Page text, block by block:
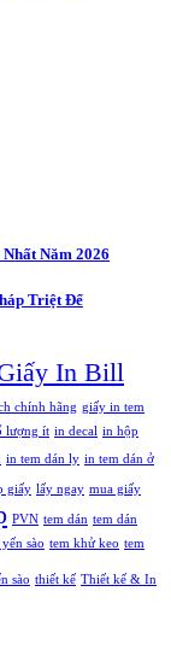
Năm 2026
Triệt Để
In Bill
chính hãng giấy in tem
lượng ít in decal in hộp
in tem dán ly in tem dán ở
giấy lấy ngay mua giấy
PVN tem dán tem dán
sào tem khử keo tem
sào thiết kế Thiết kế & In